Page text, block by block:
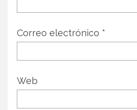
Correo electrónico *
Web